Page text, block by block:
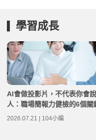
學習成長
AI會做投影片，不代表你會
人：職場簡報力健檢的6個關
2026.07.21 | 104小編